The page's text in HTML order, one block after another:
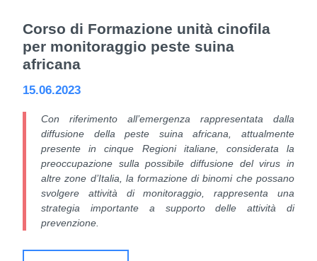
Corso di Formazione unità cinofila
per monitoraggio peste suina
africana
15.06.2023
Con riferimento all’emergenza rappresentata dalla
diffusione della peste suina africana, attualmente
presente in cinque Regioni italiane, considerata la
preoccupazione sulla possibile diffusione del virus in
altre zone d’Italia, la formazione di binomi che possano
svolgere attività di monitoraggio, rappresenta una
strategia importante a supporto delle attività di
prevenzione.